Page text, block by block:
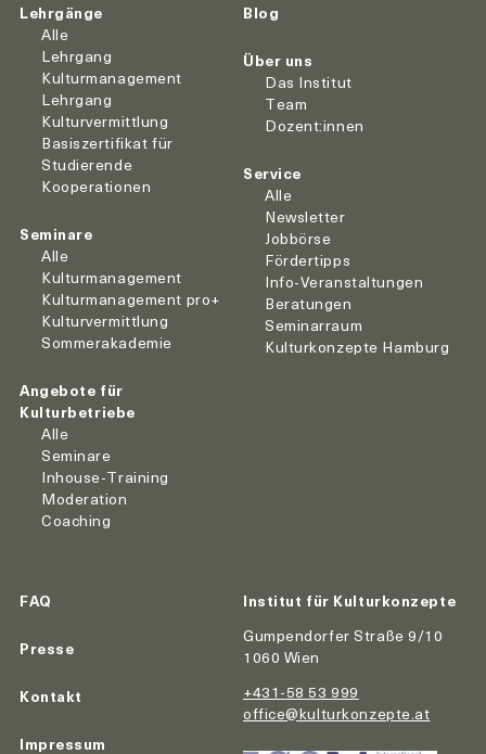
Lehrgänge
Alle
Lehrgang
Kulturmanagement
Lehrgang
Kulturvermittlung
Basiszertifikat für
Studierende
Kooperationen
Seminare
Alle
Kulturmanagement
Kulturmanagement pro+
Kulturvermittlung
Sommerakademie
Angebote für
Kulturbetriebe
Alle
Seminare
Inhouse-Training
Moderation
Coaching
Blog
Über uns
Das Institut
Team
Dozent:innen
Service
Alle
Newsletter
Jobbörse
Fördertipps
Info-Veranstaltungen
Beratungen
Seminarraum
Kulturkonzepte Hamburg
FAQ
Presse
Kontakt
Impressum
Institut für Kulturkonzepte
Gumpendorfer Straße 9/10
1060 Wien
+431-58 53 999
office@kulturkonzepte.at